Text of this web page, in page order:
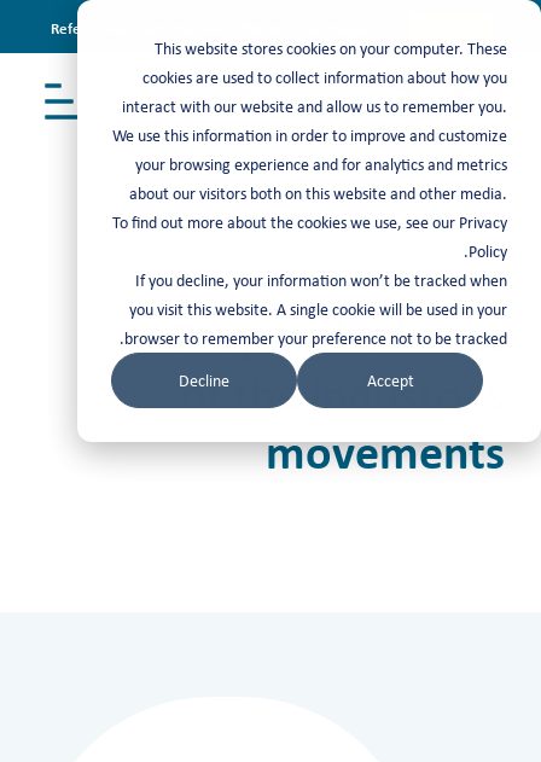
This website stores cookies on your computer. These
cookies are used to collect information about how you
interact with our website and allow us to remember you.
We use this information in order to improve and customize
your browsing experience and for analytics and metrics
about our visitors both on this website and other media.
To find out more about the cookies we use, see our Privacy
Policy.
If you decline, your information won’t be tracked when
you visit this website. A single cookie will be used in your
browser to remember your preference not to be tracked.
Accept
Decline
Refer & earn with the new TASC Referral Program
مرئيات
Stay in the know
of the industry’s
movements